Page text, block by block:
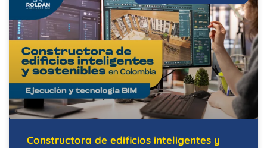
Constructora de edificios inteligentes y